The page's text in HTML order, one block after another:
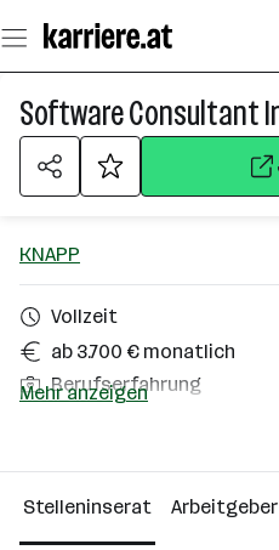
Seiteninhalt
springen
KNAPP
Vollzeit
ab 3.700 € monatlich
Berufserfahrung
Über das Unternehmen
2501 - 10000
Mehr anzeigen
Stelleninserat Arbeitgeber